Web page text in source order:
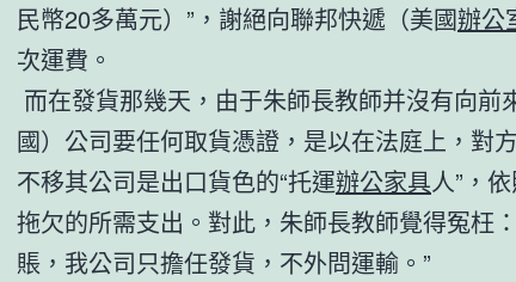
民幣20多萬元）”，謝絕向聯邦快遞（美國辦公
次運費。
而在發貨那幾天，由于朱師長教師并沒有向前
國）公司要任何取貨憑證，是以在法庭上，對
不移其公司是出口貨色的“托運辦公家具人”，
拖欠的所需支出。對此，朱師長教師覺得冤枉
賬，我公司只擔任發貨，不外問運輸。”